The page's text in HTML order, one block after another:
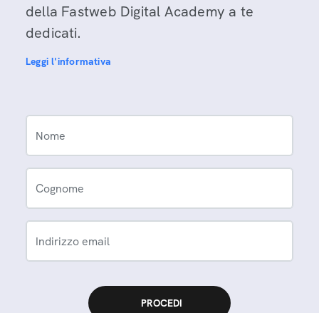
della Fastweb Digital Academy a te
dedicati.
Leggi l'informativa
Nome
Cognome
Indirizzo email